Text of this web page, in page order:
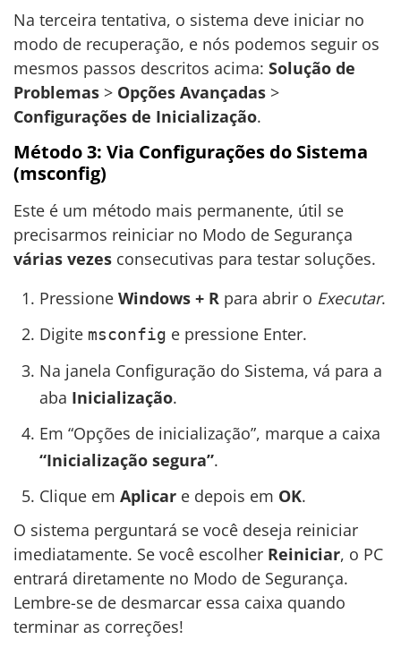
Na terceira tentativa, o sistema deve iniciar no
modo de recuperação, e nós podemos seguir os
mesmos passos descritos acima: Solução de
Problemas > Opções Avançadas >
Configurações de Inicialização.
Método 3: Via Configurações do Sistema
(msconfig)
Este é um método mais permanente, útil se
precisarmos reiniciar no Modo de Segurança
várias vezes consecutivas para testar soluções.
Pressione Windows + R para abrir o Executar.
Digite msconfig e pressione Enter.
Na janela Configuração do Sistema, vá para a
aba Inicialização.
Em “Opções de inicialização”, marque a caixa
“Inicialização segura”.
Clique em Aplicare depois em OK.
O sistema perguntará se você deseja reiniciar
imediatamente. Se você escolher Reiniciar, o PC
entrará diretamente no Modo de Segurança.
Lembre-se de desmarcar essa caixa quando
terminar as correções!